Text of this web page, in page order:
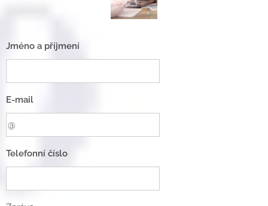
Jméno a příjmení
E-mail
Telefonní číslo